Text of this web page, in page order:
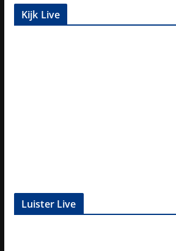
Kijk Live
Luister Live